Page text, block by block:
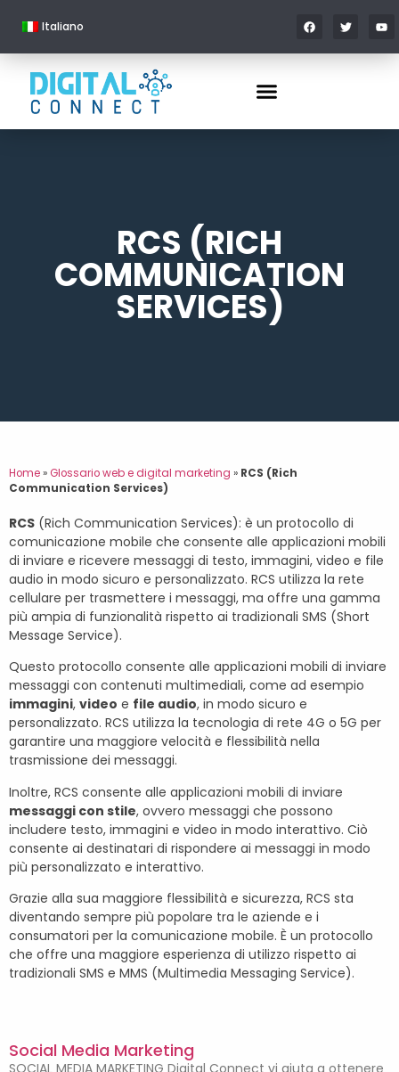
Italiano
RCS (RICH
COMMUNICATION
SERVICES)
Home»Glossario web e digital marketing » RCS (Rich
Communication Services)
RCS (Rich Communication Services): è un protocollo di
comunicazione mobile che consente alle applicazioni mobili
di inviare e ricevere messaggi di testo, immagini, video e file
audio in modo sicuro e personalizzato. RCS utilizza la rete
cellulare per trasmettere i messaggi, ma offre una gamma
più ampia di funzionalità rispetto ai tradizionali SMS (Short
Message Service).
Questo protocollo consente alle applicazioni mobili di inviare
messaggi con contenuti multimediali, come ad esempio
immagini, video e file audio, in modo sicuro e
personalizzato. RCS utilizza la tecnologia di rete 4G o 5G per
garantire una maggiore velocità e flessibilità nella
trasmissione dei messaggi.
Inoltre, RCS consente alle applicazioni mobili di inviare
messaggi con stile, ovvero messaggi che possono
includere testo, immagini e video in modo interattivo. Ciò
consente ai destinatari di rispondere ai messaggi in modo
più personalizzato e interattivo.
Grazie alla sua maggiore flessibilità e sicurezza, RCS sta
diventando sempre più popolare tra le aziende e i
consumatori per la comunicazione mobile. È un protocollo
che offre una maggiore esperienza di utilizzo rispetto ai
tradizionali SMS e MMS (Multimedia Messaging Service).
Social Media Marketing
SOCIAL MEDIA MARKETING Digital Connect vi aiuta a ottenere